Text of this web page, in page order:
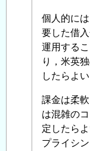
金
体
系」
へ
の
返
信
個人的に
要した借
運用する
り，米英
したらよ
課金は柔
は混雑の
定したら
プライシ